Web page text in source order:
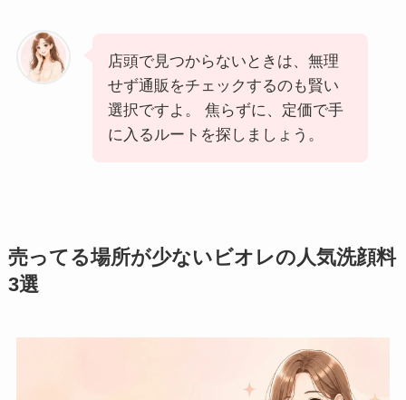
店頭で見つからないときは、無理
せず通販をチェックするのも賢い
選択ですよ。 焦らずに、定価で手
に入るルートを探しましょう。
売ってる場所が少ないビオレの人気洗顔料
3選